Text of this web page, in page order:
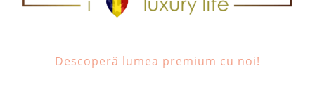
Descoperă lumea premium cu noi!